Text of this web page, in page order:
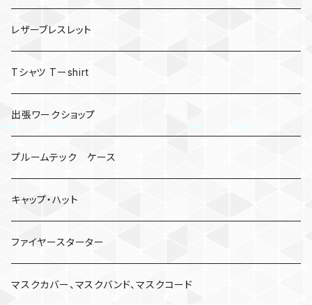
レザーブレスレット
Tシャツ Tーshirt
出張ワークショップ
プルームテック ケース
キャップ・ハット
ファイヤースターター
マスクカバー、マスクバンド、マスクコード